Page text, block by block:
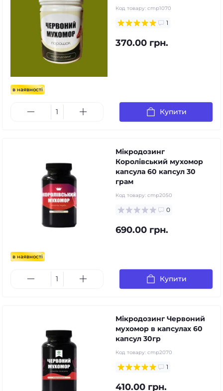
в наявності
Код товару: cmp1070
1
370.00 грн.
Купити
в наявності
Мікродозинг
Королівський мухомор
капсула 60 капсул 30
грам
Код товару: cmp2050
0
690.00 грн.
Купити
Мікродозинг Червоний
мухомор в капсулах 60
капсул 30гр
Код товару: cmp2070
1
410.00 грн.